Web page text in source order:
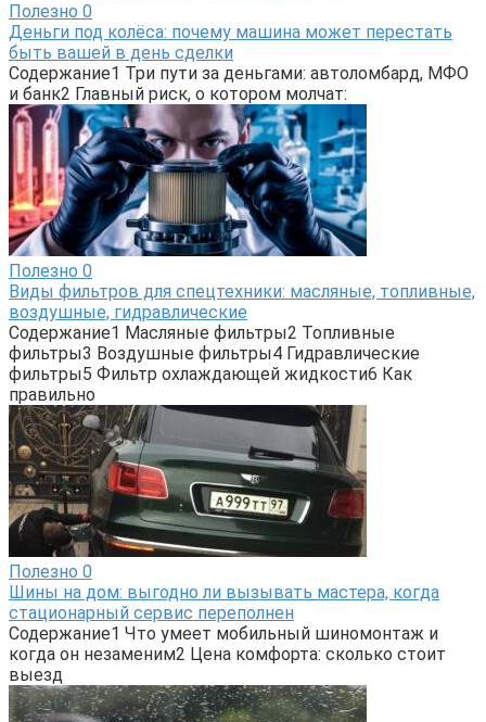
Полезно 0
Деньги под колёса: почему машина может перестать
быть вашей в день сделки
Содержание1 Три пути за деньгами: автоломбард, МФО
и банк2 Главный риск, о котором молчат:
Полезно 0
Виды фильтров для спецтехники: масляные, топливные,
воздушные, гидравлические
Содержание1 Масляные фильтры2 Топливные
фильтры3 Воздушные фильтры4 Гидравлические
фильтры5 Фильтр охлаждающей жидкости6 Как
правильно
Полезно 0
Шины на дом: выгодно ли вызывать мастера, когда
стационарный сервис переполнен
Содержание1 Что умеет мобильный шиномонтаж и
когда он незаменим2 Цена комфорта: сколько стоит
выезд